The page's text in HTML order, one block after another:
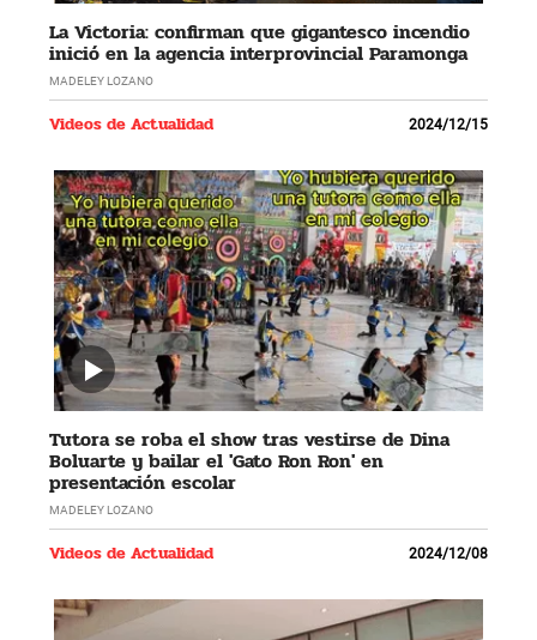
La Victoria: confirman que gigantesco incendio
inició en la agencia interprovincial Paramonga
MADELEY LOZANO
Videos de Actualidad 2024/12/15
Tutora se roba el show tras vestirse de Dina
Boluarte y bailar el 'Gato Ron Ron' en
presentación escolar
MADELEY LOZANO
Videos de Actualidad 2024/12/08